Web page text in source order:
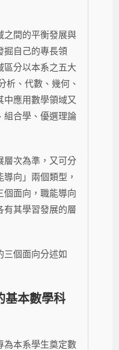
之間的平衡發展與
掘自己的專長領
區分以本系之五大
析、代數、幾何、
中應用數學領域又
組合學、優選理論
層次為準，又可分
向」兩個類型，
個面向，職能導向
有其學習發展的層
三個面向分述如
基本數學科
為本系學生奠定數